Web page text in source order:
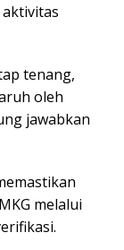
tenang,
oleh
jawabkan
melalui